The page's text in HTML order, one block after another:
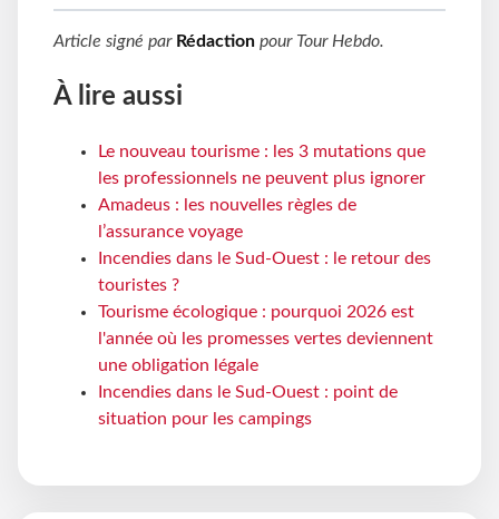
Article signé par Rédaction pour Tour Hebdo.
À lire aussi
Le nouveau tourisme : les 3 mutations que
les professionnels ne peuvent plus ignorer
Amadeus : les nouvelles règles de
l’assurance voyage
Incendies dans le Sud-Ouest : le retour des
touristes ?
Tourisme écologique : pourquoi 2026 est
l'année où les promesses vertes deviennent
une obligation légale
Incendies dans le Sud-Ouest : point de
situation pour les campings